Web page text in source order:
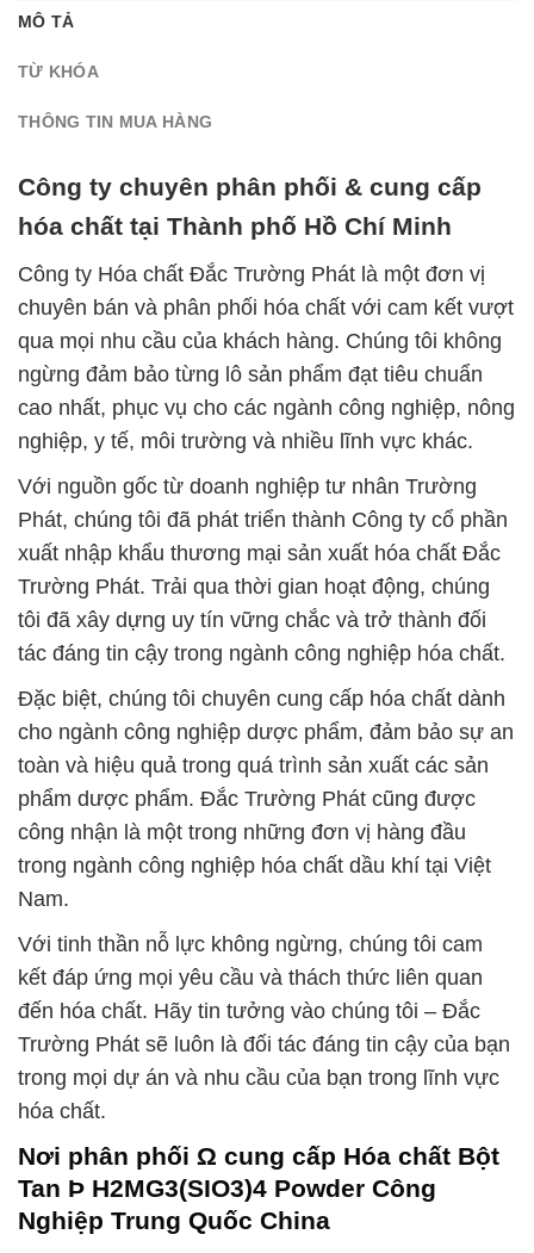
MÔ TẢ
TỪ KHÓA
THÔNG TIN MUA HÀNG
Công ty chuyên phân phối & cung cấp
hóa chất tại Thành phố Hồ Chí Minh
Công ty Hóa chất Đắc Trường Phát là một đơn vị
chuyên bán và phân phối hóa chất với cam kết vượt
qua mọi nhu cầu của khách hàng. Chúng tôi không
ngừng đảm bảo từng lô sản phẩm đạt tiêu chuẩn
cao nhất, phục vụ cho các ngành công nghiệp, nông
nghiệp, y tế, môi trường và nhiều lĩnh vực khác.
Với nguồn gốc từ doanh nghiệp tư nhân Trường
Phát, chúng tôi đã phát triển thành Công ty cổ phần
xuất nhập khẩu thương mại sản xuất hóa chất Đắc
Trường Phát. Trải qua thời gian hoạt động, chúng
tôi đã xây dựng uy tín vững chắc và trở thành đối
tác đáng tin cậy trong ngành công nghiệp hóa chất.
Đặc biệt, chúng tôi chuyên cung cấp hóa chất dành
cho ngành công nghiệp dược phẩm, đảm bảo sự an
toàn và hiệu quả trong quá trình sản xuất các sản
phẩm dược phẩm. Đắc Trường Phát cũng được
công nhận là một trong những đơn vị hàng đầu
trong ngành công nghiệp hóa chất dầu khí tại Việt
Nam.
Với tinh thần nỗ lực không ngừng, chúng tôi cam
kết đáp ứng mọi yêu cầu và thách thức liên quan
đến hóa chất. Hãy tin tưởng vào chúng tôi – Đắc
Trường Phát sẽ luôn là đối tác đáng tin cậy của bạn
trong mọi dự án và nhu cầu của bạn trong lĩnh vực
hóa chất.
Nơi phân phối Ω cung cấp Hóa chất Bột
Tan Þ H2MG3(SIO3)4 Powder Công
Nghiệp Trung Quốc China